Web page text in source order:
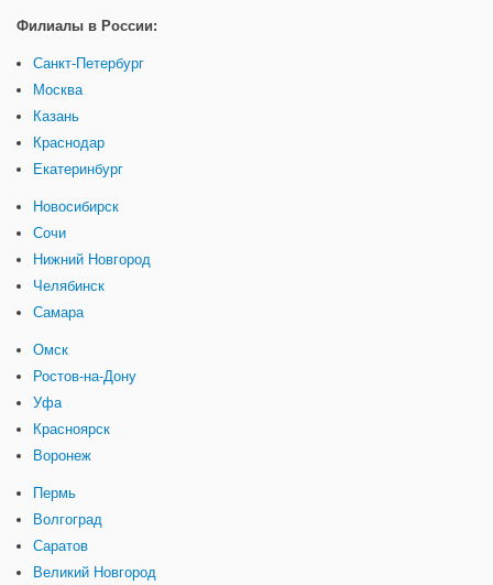
Филиалы в России:
Санкт-Петербург
Москва
Казань
Краснодар
Екатеринбург
Новосибирск
Сочи
Нижний Новгород
Челябинск
Самара
Омск
Ростов-на-Дону
Уфа
Красноярск
Воронеж
Пермь
Волгоград
Саратов
Великий Новгород